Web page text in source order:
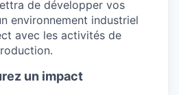
de développer vos
environnement industriel
avec les activités de
un impact